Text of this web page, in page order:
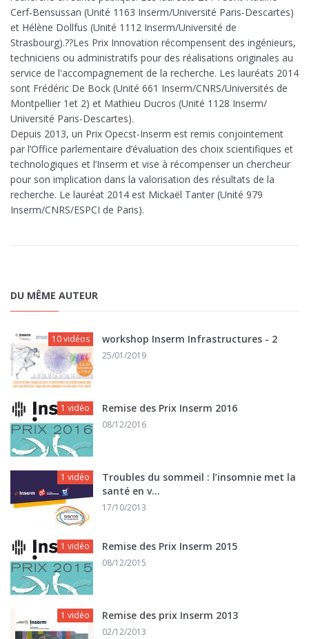
Cerf-Bensussan (Unité 1163 Inserm/Université Paris-Descartes)
et Hélène Dollfus (Unité 1112 Inserm/Université de
Strasbourg).??Les Prix Innovation récompensent des ingénieurs,
techniciens ou administratifs pour des réalisations originales au
service de l'accompagnement de la recherche. Les lauréats 2014
sont Frédéric De Bock (Unité 661 Inserm/CNRS/Universités de
Montpellier 1et 2) et Mathieu Ducros (Unité 1128 Inserm/
Université Paris-Descartes).
Depuis 2013, un Prix Opecst-Inserm est remis conjointement
par l’Office parlementaire d’évaluation des choix scientifiques et
technologiques et l’Inserm et vise à récompenser un chercheur
pour son implication dans la valorisation des résultats de la
recherche. Le lauréat 2014 est Mickaël Tanter (Unité 979
Inserm/CNRS/ESPCI de Paris).
DU MÊME AUTEUR
10 vidéos workshop Inserm Infrastructures - 2
25/01/2019
1 vidéo Remise des Prix Inserm 2016
08/12/2016
1 vidéo
Troubles du sommeil : l’insomnie met la
santé en v...
17/10/2013
1 vidéo Remise des Prix Inserm 2015
08/12/2015
1 vidéo Remise des prix Inserm 2013
02/12/2013